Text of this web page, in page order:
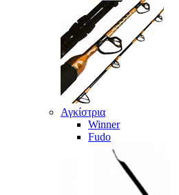
Αγκίστρια
Winner
Fudo